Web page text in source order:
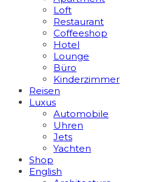
Loft
Restaurant
Coffeeshop
Hotel
Lounge
Büro
Kinderzimmer
Reisen
Luxus
Automobile
Uhren
Jets
Yachten
Shop
English